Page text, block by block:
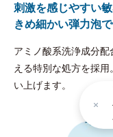
刺激を感じやすい
きめ細かい弾力泡
アミノ酸系洗浄成分
える特別な処方を採
い上げます。